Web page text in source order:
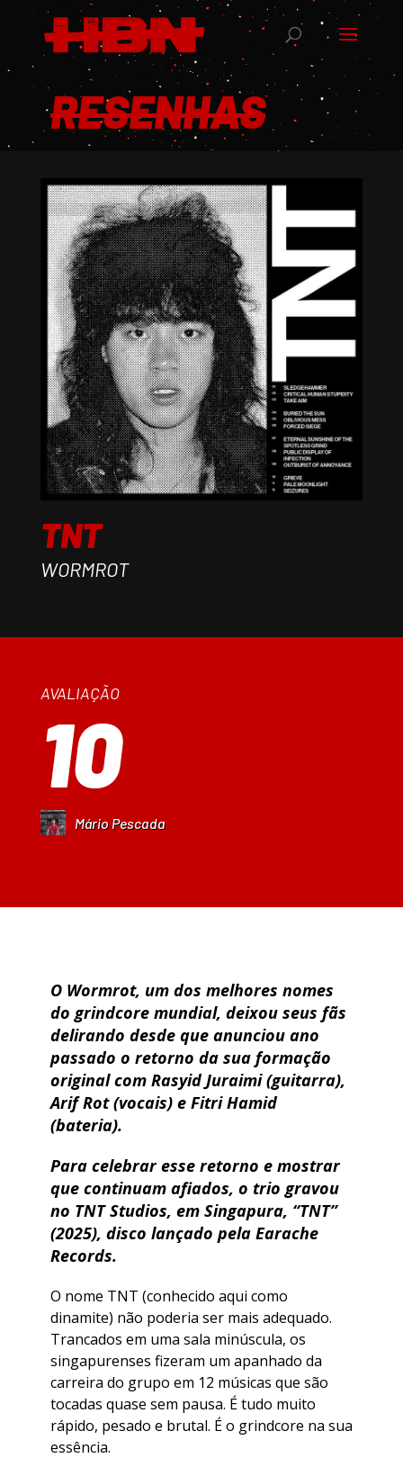
RESENHAS
TNT
WORMROT
AVALIAÇÃO
10
Mário Pescada
O Wormrot, um dos melhores nomes
do grindcore mundial, deixou seus fãs
delirando desde que anunciou ano
passado o retorno da sua formação
original com Rasyid Juraimi (guitarra),
Arif Rot (vocais) e Fitri Hamid
(bateria).
Para celebrar esse retorno e mostrar
que continuam afiados, o trio gravou
no TNT Studios, em Singapura, “TNT”
(2025), disco lançado pela Earache
Records.
O nome TNT (conhecido aqui como
dinamite) não poderia ser mais adequado.
Trancados em uma sala minúscula, os
singapurenses fizeram um apanhado da
carreira do grupo em 12 músicas que são
tocadas quase sem pausa. É tudo muito
rápido, pesado e brutal. É o grindcore na sua
essência.